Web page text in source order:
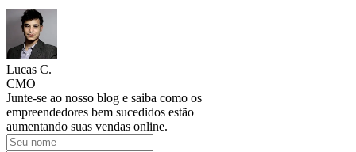
Lucas C.
CMO
Junte-se ao nosso blog e saiba como os
empreendedores bem sucedidos estão
aumentando suas vendas online.